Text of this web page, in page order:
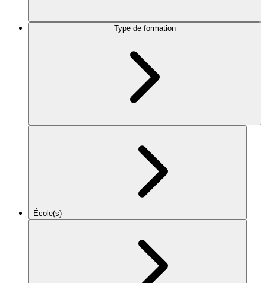
Type de formation
École(s)